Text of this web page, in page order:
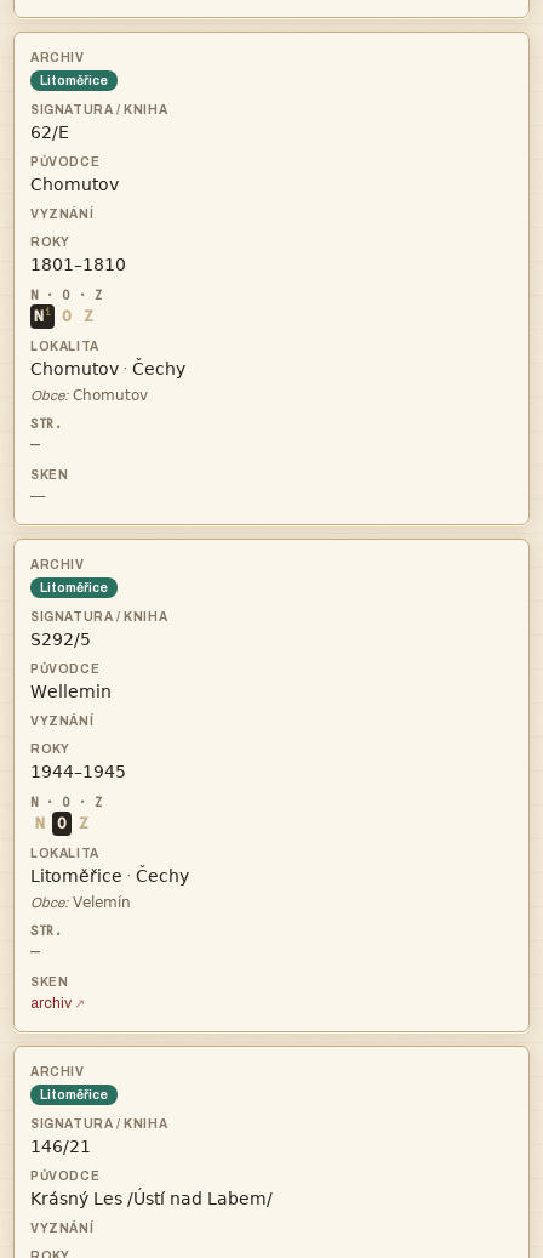
Litoměřice



N i O Z
 · 
Obce: 
—
—
Litoměřice



N O Z
 · 
Obce: 
—
archiv
Litoměřice

